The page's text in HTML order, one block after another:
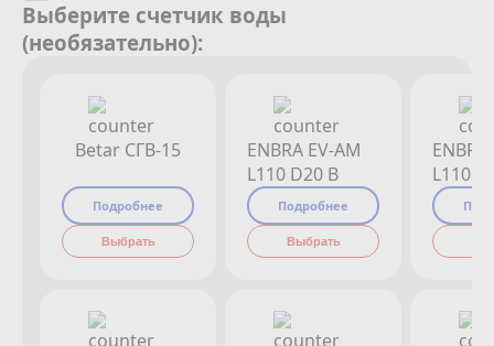
Выберите счетчик воды
(необязательно):
Betar СГВ-15
Подробнее
Выбрать
ENBRA EV-AM
L110 D20 B
Подробнее
Выбрать
L110